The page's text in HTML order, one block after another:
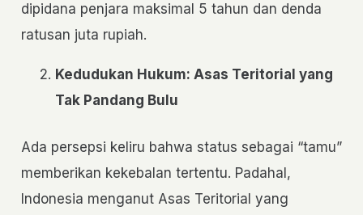
dipidana penjara maksimal 5 tahun dan denda
ratusan juta rupiah.
Kedudukan Hukum: Asas Teritorial yang
Tak Pandang Bulu
Ada persepsi keliru bahwa status sebagai “tamu”
memberikan kekebalan tertentu. Padahal,
Indonesia menganut Asas Teritorial yang